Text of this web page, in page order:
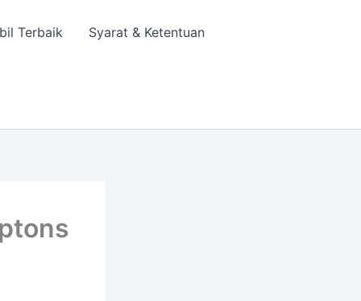
Terbaik Syarat & Ketentuan